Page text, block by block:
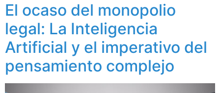
El ocaso del monopolio
legal: La Inteligencia
Artificial y el imperativo del
pensamiento complejo